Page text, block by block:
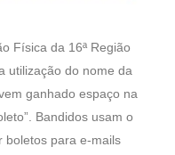
Física da 16ª Região
utilização do nome da
ganhado espaço na
Bandidos usam o
boletos para e-mails